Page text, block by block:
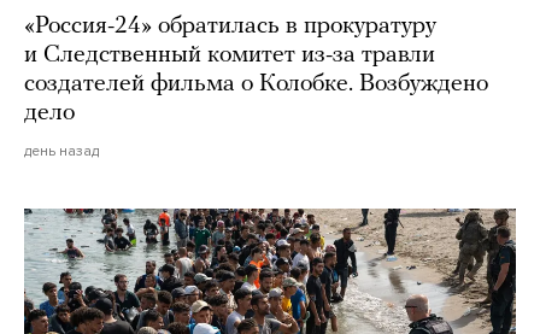
«Россия-24» обратилась в прокуратуру
и Следственный комитет из-за травли
создателей фильма о Колобке. Возбуждено
дело
день назад